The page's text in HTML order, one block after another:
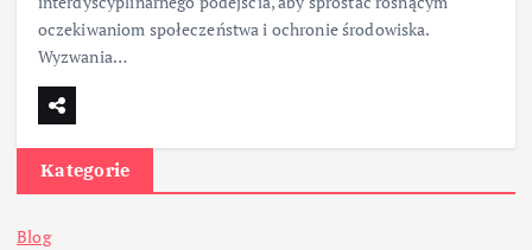
oczekiwaniom społeczeństwa i ochronie środowiska.
Wyzwania…
Kategorie
Blog